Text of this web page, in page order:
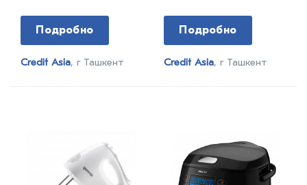
Подробно
Credit Asia, г Ташкент
Подробно
Credit Asia, г Ташкент